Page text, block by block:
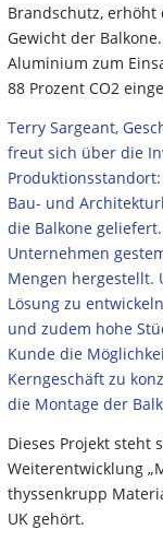
Brandschutz,
Gewicht der
Aluminium zum
88 Prozent CO2
Terry Sargeant,
freut sich über die
Bau- und
die Balkone
Unternehmen
Mengen hergestellt.
Lösung zu
und zudem hohe
Kunde die
Kerngeschäft zu
die Montage der
Dieses Projekt steht
Weiterentwicklung
thyssenkrupp
UK gehört.